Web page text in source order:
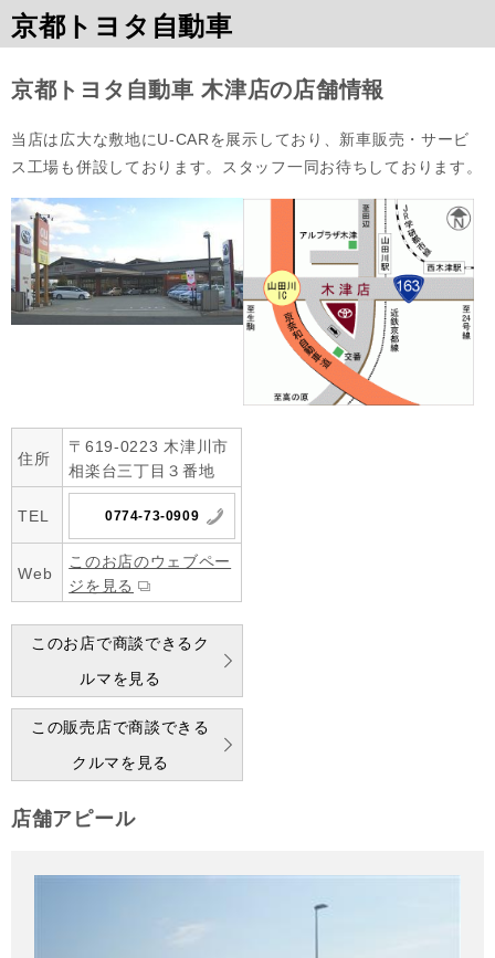
京都トヨタ自動車
京都トヨタ自動車 木津店の店舗情報
当店は広大な敷地にU-CARを展示しており、新車販売・サービ
ス工場も併設しております。スタッフ一同お待ちしております。
住所
〒619-0223 木津川市
相楽台三丁目３番地
TEL 0774-73-0909
Web
このお店のウェブペー
ジを見る
このお店で商談できるク
ルマを見る
この販売店で商談できる
クルマを見る
店舗アピール